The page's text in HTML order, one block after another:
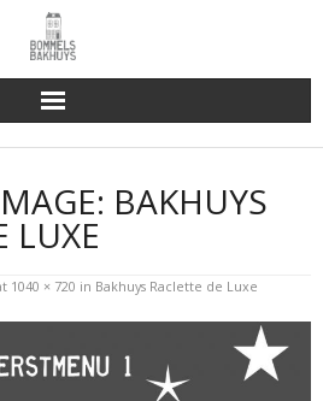
toekomst
BAKHUYS
LUXE
1040 × 720 in Bakhuys Raclette de Luxe